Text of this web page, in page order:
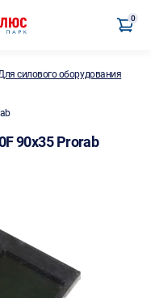
0
силового оборудования
90х35 Prorab